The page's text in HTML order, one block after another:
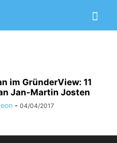
im GründerView: 11
Jan-Martin Josten
- 04/04/2017